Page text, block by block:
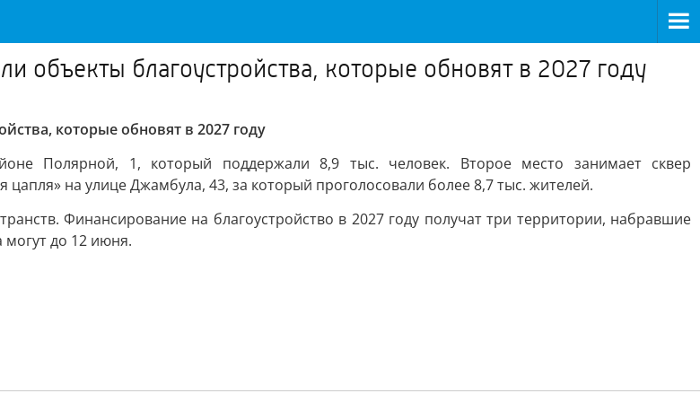
объекты благоустройства, которые обновят в 2027 году
которые обновят в 2027 году
Полярной, 1, который поддержали 8,9 тыс. человек. Второе место занимает сквер
на улице Джамбула, 43, за который проголосовали более 8,7 тыс. жителей.
Финансирование на благоустройство в 2027 году получат три территории, набравшие
могут до 12 июня.